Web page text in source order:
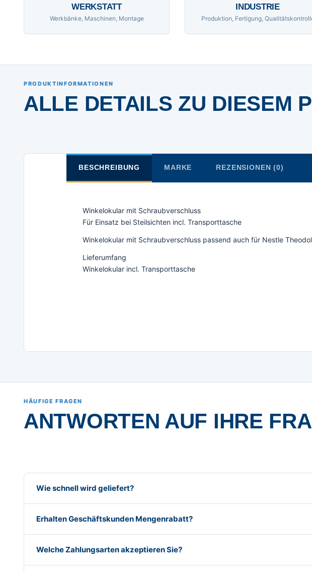
WERKSTATT
Werkbänke, Maschinen, Montage
INDUSTRIE
Produktion, Fertigung,
PRODUKTINFORMATIONEN
ALLE DETAILS ZU DIESEM
BESCHREIBUNG MARKE REZENSIONEN (0)
Winkelokular mit Schraubverschluss
Für Einsatz bei Steilsichten incl. Transporttasche
Winkelokular mit Schraubverschluss passend auch für Nestle
Lieferumfang
Winkelokular incl. Transporttasche
HÄUFIGE FRAGEN
ANTWORTEN AUF IHRE
Wie schnell wird geliefert?
Erhalten Geschäftskunden Mengenrabatt?
Welche Zahlungsarten akzeptieren Sie?